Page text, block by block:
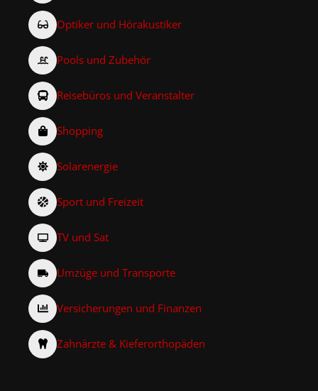
Optiker und Hörakustiker
Pools und Zubehör
Reisebüros und Veranstalter
Shopping
Solarenergie
Sport und Freizeit
TV und Sat
Umzüge und Transporte
Versicherungen und Finanzen
Zahnärzte & Kieferorthopäden